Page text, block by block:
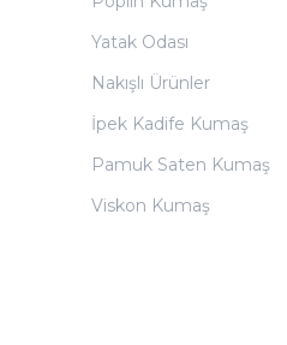
Yatak Odası
Nakışlı Ürünler
İpek Kadife Kumaş
Pamuk Saten Kumaş
Viskon Kumaş